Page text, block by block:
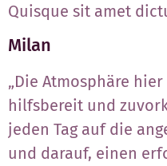
Quisque sit amet
Milan
„Die Atmosphäre
hilfsbereit und
jeden Tag auf die
und darauf, einen